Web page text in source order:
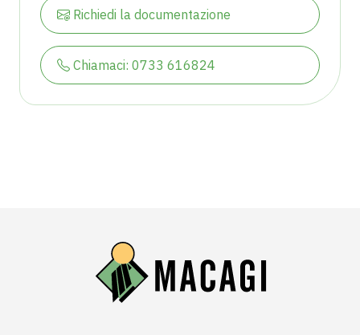
Richiedi la documentazione
Chiamaci: 0733 616824